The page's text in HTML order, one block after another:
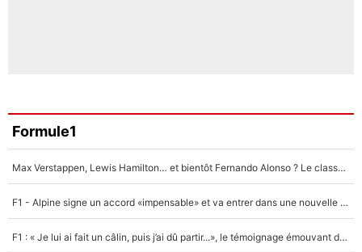
Formule1
Max Verstappen, Lewis Hamilton… et bientôt Fernando Alonso ? Le classement des pilotes les mieux payés en Formule 1 risque de changer !
F1 - Alpine signe un accord «impensable» et va entrer dans une nouvelle dimension : Grande nouvelle pour Pierre Gasly !
F1 : « Je lui ai fait un câlin, puis j’ai dû partir...», le témoignage émouvant de Max Verstappen sur sa fille